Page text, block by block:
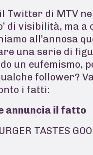
Twitter di MTV
di visibilità, ma a
all’annosa
una serie di
un eufemismo,
follower?
i fatti:
annuncia il fatto
TASTES